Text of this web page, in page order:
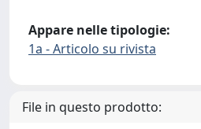
Appare nelle tipologie:
1a - Articolo su rivista
File in questo prodotto: